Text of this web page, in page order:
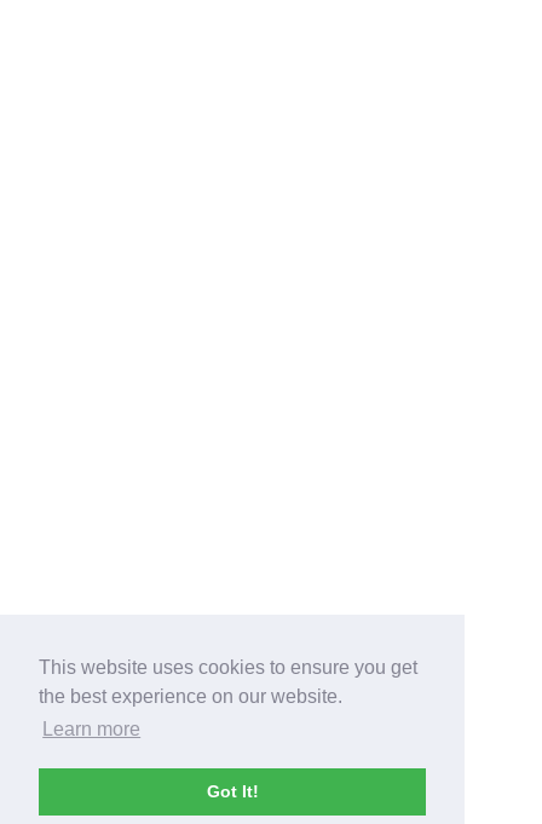
This website uses cookies to ensure you get
the best experience on our website.
Learn more
Got It!